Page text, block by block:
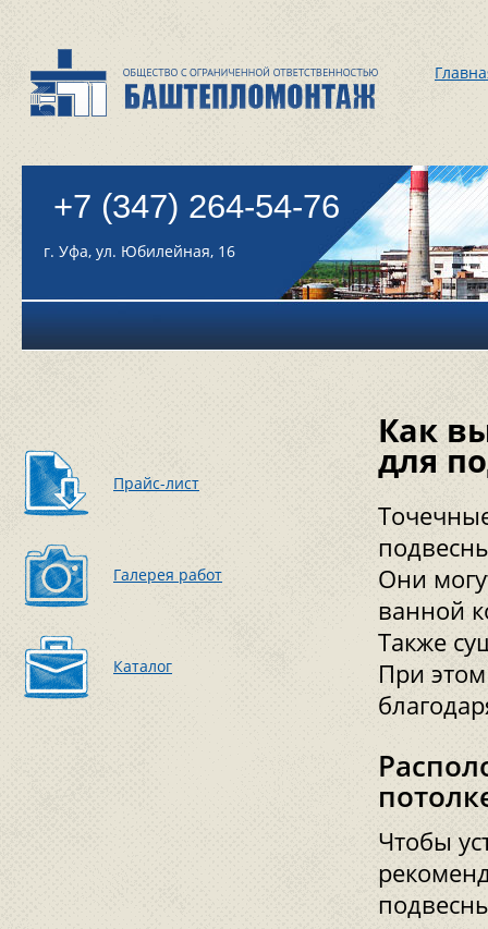
+7 (347) 264-54-76
г. Уфа, ул. Юбилейная, 16
Прайс-лист
Галерея работ
Каталог
Как
для
Они
ванной
Также
При
Чтобы